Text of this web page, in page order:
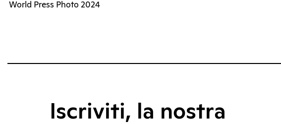
World Press Photo 2024
Iscriviti, la nostra